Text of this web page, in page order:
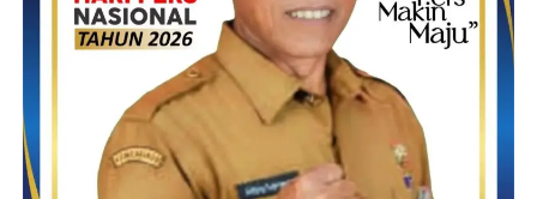
Ridho agar menjaga ibunya. Ridho ingat betul kata yang
diucapkan oleh ayahanda Anies.
“Jagalah ibumu, jagalah ibumu, jagalah ibumu,” ujar Ridho
mengingat nasihat Rasyid Baswedan.
Rill Agung